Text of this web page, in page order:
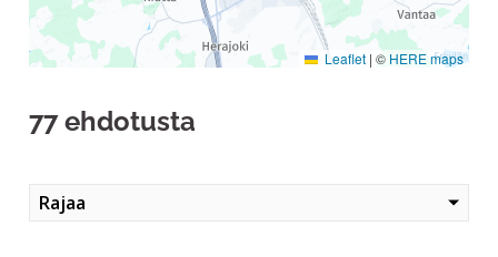
Leaflet | © HERE maps
77 ehdotusta
Rajaa